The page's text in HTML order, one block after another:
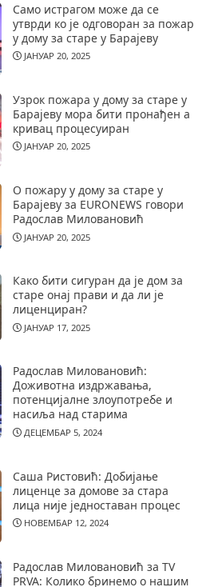
Само истрагом може да се
утврди ко је одговоран за пожар
у дому за старе у Барајеву
ЈАНУАР 20, 2025
Узрок пожара у дому за старе у
Барајеву мора бити пронађен а
кривац процесуиран
ЈАНУАР 20, 2025
О пожару у дому за старе у
Барајеву за EURONEWS говори
Радослав Миловановић
ЈАНУАР 20, 2025
Како бити сигуран да је дом за
старе онај прави и да ли је
лиценциран?
ЈАНУАР 17, 2025
Радослав Миловановић:
Доживотна издржавања,
потенцијалне злоупотребе и
насиља над старима
ДЕЦЕМБАР 5, 2024
Саша Ристовић: Добијање
лиценце за домове за стара
лица није једноставан процес
НОВЕМБАР 12, 2024
Радослав Миловановић за TV
PRVA: Колико бринемо о нашим